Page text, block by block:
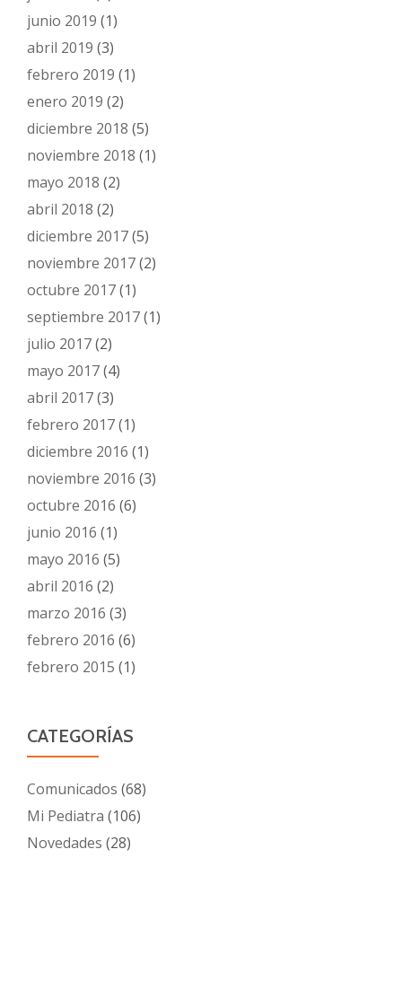
junio 2019 (1)
abril 2019 (3)
febrero 2019 (1)
enero 2019 (2)
diciembre 2018 (5)
noviembre 2018 (1)
mayo 2018 (2)
abril 2018 (2)
diciembre 2017(5)
noviembre 2017(2)
octubre 2017(1)
septiembre 2017(1)
julio 2017(2)
mayo 2017(4)
abril 2017(3)
febrero 2017(1)
diciembre 2016 (1)
noviembre 2016 (3)
octubre 2016 (6)
junio 2016 (1)
mayo 2016 (5)
abril 2016 (2)
marzo 2016 (3)
febrero 2016 (6)
febrero 2015 (1)
CATEGORÍAS
Comunicados (68)
Mi Pediatra (106)
Novedades (28)